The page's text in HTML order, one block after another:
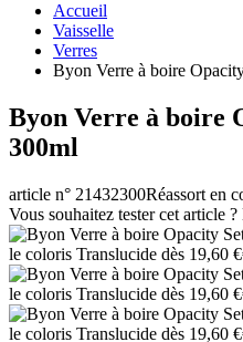
Accueil
Vaisselle
Verres
Byon Verre à boire
Byon Verre à boire
300ml
article n° 21432300Réassort en
Vous souhaitez tester cet article